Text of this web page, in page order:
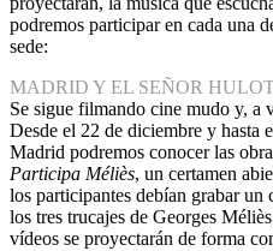
podremos participar en cada una
sede:
MADRID Y EL SEÑOR
Se sigue filmando cine mudo y, a
Desde el 22 de diciembre y hasta
Madrid podremos conocer las
Participa Méliès, un certamen
los participantes debían grabar
los tres trucajes de Georges
vídeos se proyectarán de forma